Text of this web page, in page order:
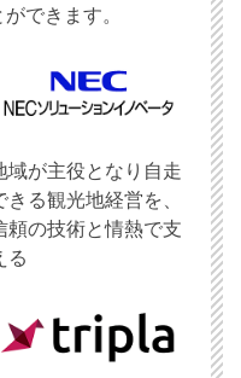
できます。
域が主役となり自走
きる観光地経営を、
頼の技術と情熱で支
る